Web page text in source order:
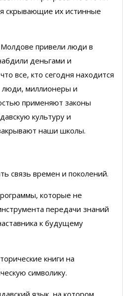
скрывающие их истинные
привели люди в
деньгами и
все, кто сегодня находится
люди, миллионеры и
применяют законы
культуру и
наши школы.
связь времен и поколений.
которые не
передачи знаний
к будущему
книги на
символику.
язык, на котором,